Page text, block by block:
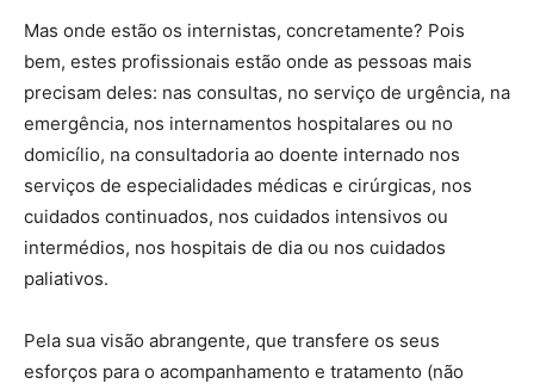
Mas onde estão os internistas, concretamente? Pois
bem, estes profissionais estão onde as pessoas mais
precisam deles: nas consultas, no serviço de urgência, na
emergência, nos internamentos hospitalares ou no
domicílio, na consultadoria ao doente internado nos
serviços de especialidades médicas e cirúrgicas, nos
cuidados continuados, nos cuidados intensivos ou
intermédios, nos hospitais de dia ou nos cuidados
paliativos.
Pela sua visão abrangente, que transfere os seus
esforços para o acompanhamento e tratamento (não